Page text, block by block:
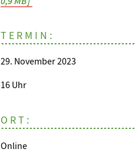
TERMIN:
29. November 2023
16 Uhr
ORT:
Online